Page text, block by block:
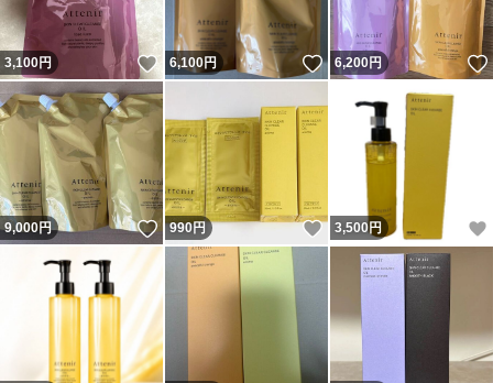
3,100円 いいね！
6,100円 いいね！
6,200円
9,000円 いいね！
990円 いいね！
3,500円